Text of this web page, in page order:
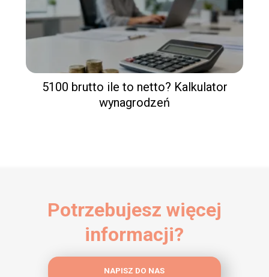
5100 brutto ile to netto? Kalkulator
wynagrodzeń
Potrzebujesz więcej
informacji?
NAPISZ DO NAS